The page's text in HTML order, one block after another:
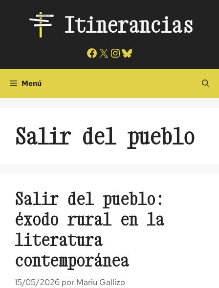
contenido
Itinerancias
Facebook
X Instagram
Bluesky
Menú
Salir del pueblo
Salir del pueblo:
éxodo rural en la
literatura
contemporánea
15/05/2026 por Mariu Gallizo